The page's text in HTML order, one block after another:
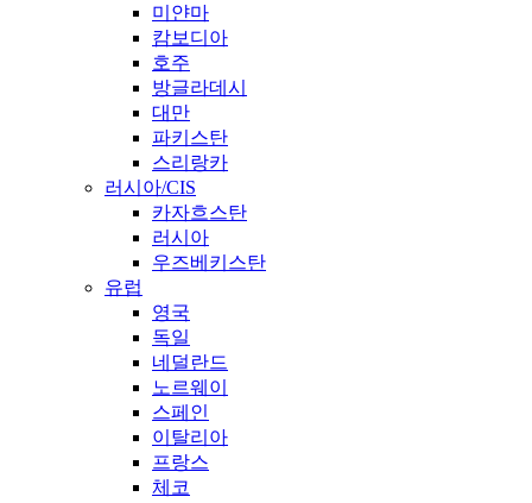
미얀마
캄보디아
호주
방글라데시
대만
파키스탄
스리랑카
러시아/CIS
카자흐스탄
러시아
우즈베키스탄
유럽
영국
독일
네덜란드
노르웨이
스페인
이탈리아
프랑스
체코